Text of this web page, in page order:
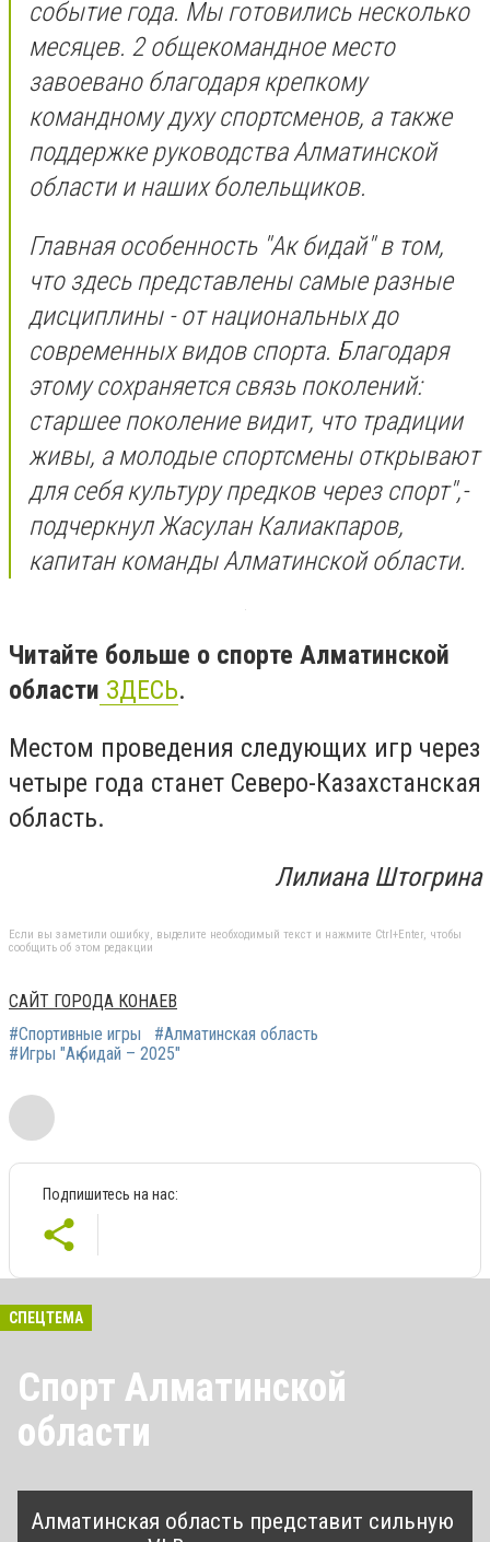
событие года. Мы готовились несколько
месяцев. 2 общекомандное место
завоевано благодаря крепкому
командному духу спортсменов, а также
поддержке руководства Алматинской
области и наших болельщиков.
Главная особенность "Ак бидай" в том,
что здесь представлены самые разные
дисциплины - от национальных до
современных видов спорта. Благодаря
этому сохраняется связь поколений:
старшее поколение видит, что традиции
живы, а молодые спортсмены открывают
для себя культуру предков через спорт",-
подчеркнул Жасулан Калиакпаров,
капитан команды Алматинской области.
Читайте больше о спорте Алматинской
области ЗДЕСЬ.
Местом проведения следующих игр через
четыре года станет Северо-Казахстанская
область.
Лилиана Штогрина
Если вы заметили ошибку, выделите необходимый текст и нажмите Ctrl+Enter, чтобы
сообщить об этом редакции
САЙТ ГОРОДА КОНАЕВ
#Спортивные игры
#Алматинская область
#Игры "Ақ бидай – 2025"
Подпишитесь на нас:
СПЕЦТЕМА
Спорт Алматинской
области
Алматинская область представит сильную